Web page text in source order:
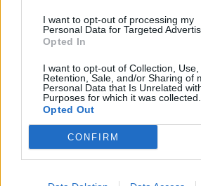
I want to opt-out of processing my
Personal Data for Targeted
Opted In
I want to opt-out of Collection, Use,
Retention, Sale, and/or Sharing of
Personal Data that Is Unrelated
Purposes for which it was collected.
Opted Out
CONFIRM